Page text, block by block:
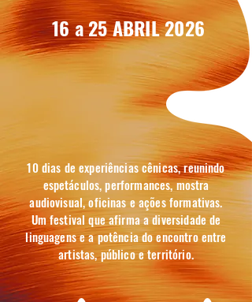
10 dias de experiências cênicas, reunindo
espetáculos, performances, mostra
audiovisual, oficinas e ações formativas.
Um festival que afirma a diversidade de
linguagens e a potência do encontro entre
artistas, público e território.
16 a 25 ABRIL 2026